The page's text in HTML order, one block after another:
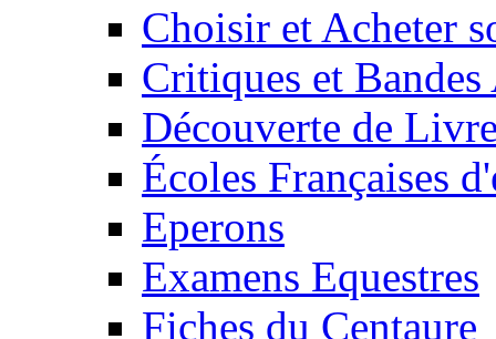
Choisir et Acheter
Critiques et
Découverte de
Écoles Françaises
Eperons
Examens Equestres
Fiches du Centaure